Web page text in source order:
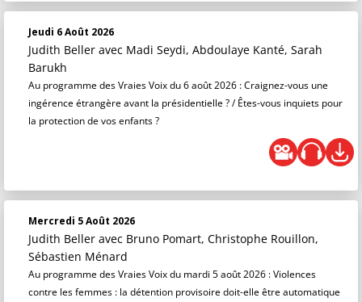
Jeudi 6 Août 2026
Judith Beller avec Madi Seydi, Abdoulaye Kanté, Sarah
Barukh
Au programme des Vraies Voix du 6 août 2026 : Craignez-vous une
ingérence étrangère avant la présidentielle ? / Êtes-vous inquiets pour
la protection de vos enfants ?
Mercredi 5 Août 2026
Judith Beller avec Bruno Pomart, Christophe Rouillon,
Sébastien Ménard
Au programme des Vraies Voix du mardi 5 août 2026 : Violences
contre les femmes : la détention provisoire doit-elle être automatique